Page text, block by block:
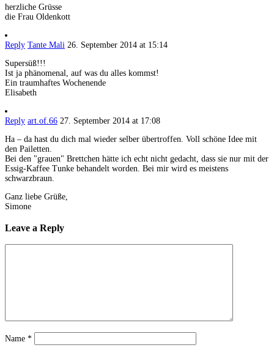
herzliche Grüsse
die Frau Oldenkott
Reply Tante Mali 26. September 2014 at 15:14
Supersüß!!!
Ist ja phänomenal, auf was du alles kommst!
Ein traumhaftes Wochenende
Elisabeth
Reply art.of.66 27. September 2014 at 17:08
Ha – da hast du dich mal wieder selber übertroffen. Voll schöne Idee mit
den Pailetten.
Bei den "grauen" Brettchen hätte ich echt nicht gedacht, dass sie nur mit der
Essig-Kaffee Tunke behandelt worden. Bei mir wird es meistens
schwarzbraun.
Ganz liebe Grüße,
Simone
Leave a Reply
Name *